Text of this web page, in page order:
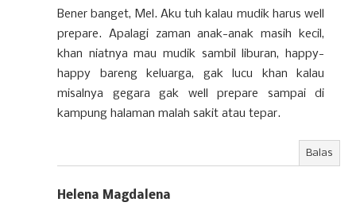
Bener banget, Mel. Aku tuh kalau mudik harus well
prepare. Apalagi zaman anak-anak masih kecil,
khan niatnya mau mudik sambil liburan, happy-
happy bareng keluarga, gak lucu khan kalau
misalnya gegara gak well prepare sampai di
kampung halaman malah sakit atau tepar.
Balas
Helena Magdalena